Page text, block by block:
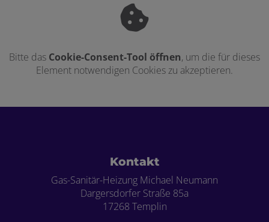
Bitte das Cookie-Consent-Tool öffnen, um die für dieses
Element notwendigen Cookies zu akzeptieren.
Kontakt
Gas-Sanitär-Heizung Michael Neumann
Dargersdorfer Straße 85a
17268 Templin